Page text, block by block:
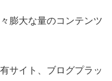
膨大な量のコンテンツ
サイト、ブログプラッ